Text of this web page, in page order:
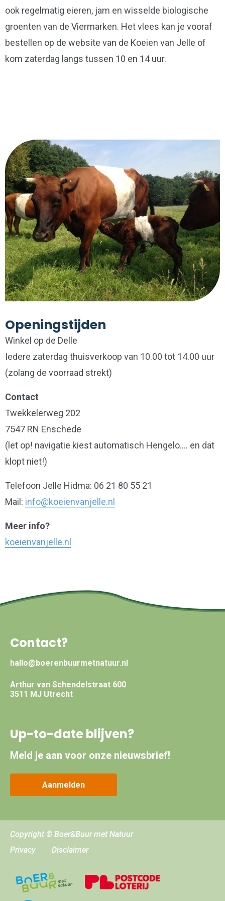
ook regelmatig eieren, jam en wisselde biologische
groenten van de Viermarken. Het vlees kan je vooraf
bestellen op de website van de Koeien van Jelle of
kom zaterdag langs tussen 10 en 14 uur.
Openingstijden
Winkel op de Delle
Iedere zaterdag thuisverkoop van 10.00 tot 14.00 uur
(zolang de voorraad strekt)
Contact
Twekkelerweg 202
7547 RN Enschede
(let op! navigatie kiest automatisch Hengelo…. en dat
klopt niet!)
Telefoon Jelle Hidma: 06 21 80 55 21
Mail: info@koeienvanjelle.nl
Meer info?
koeienvanjelle.nl
Contact?
hallo@boerenbuurmetnatuur.nl
Arthur van Schendelstraat 600
3511 MJ Utrecht
Up-to-date blijven?
Meld je aan voor onze nieuwsbrief!
Aanmelden
Copyright © Boer&Buur met Natuur
Privacy
Disclaimer